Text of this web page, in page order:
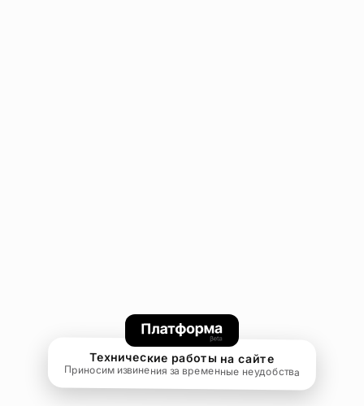
Технические работы на сайте
Приносим извинения за временные неудобства